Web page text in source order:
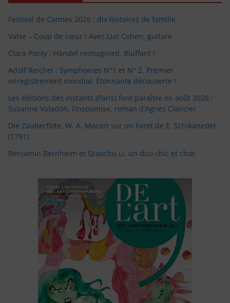
Festival de Cannes 2026 : dix histoires de famille
Valse – Coup de cœur ! Avec Liat Cohen, guitare
Clara Ponty : Händel reimagined, Bluffant !
Adolf Reichel : Symphonies N°1 et N° 2. Premier
enregistrement mondial, Étonnante découverte !
Les éditions des instants (Paris) font paraître en août 2026 :
Suzanne Valadon, l’insoumise, roman d’Agnès Clancier
Die Zauberflöte, W. A. Mozart sur un livret de E. Schikaneder
(1791)
Benjamin Bernheim et Qiaochu Li, un duo chic et choc